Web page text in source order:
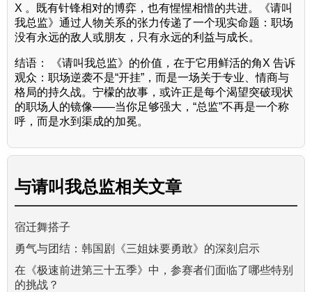
X 。既有针锋相对的博弈，也有惺惺相惜的共进。《请叫
我总监》通过人物关系的张力传递了一个现实命题：职场
没有永远的敌人或朋友，只有永远的利益与成长。
结语： 《请叫我总监》的价值，在于它用鲜活的角X 告诉
观众：职场逆袭不是“开挂”，而是一场关于专业、情商与
格局的持久战。宁檬的故事，或许正是每个渴望突破现状
的职场人的镜像——当你足够强大，“总监”不再是一个称
呼，而是水到渠成的加冕。
与请叫我总监相关文章
宿迁舞搭子
勇气与团结：韩国剧《三姐妹要勇敢》的深刻启示
在《极速前进第三十五季》中，参赛者们面临了哪些特别
的挑战？